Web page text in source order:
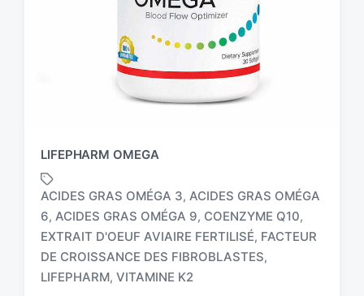
LIFEPHARM OMEGA
T
a
g
ACIDES GRAS OMÉGA 3, ACIDES GRAS OMÉGA
6, ACIDES GRAS OMÉGA 9, COENZYME Q10,
EXTRAIT D'OEUF AVIAIRE FERTILISÉ, FACTEUR
DE CROISSANCE DES FIBROBLASTES,
LIFEPHARM, VITAMINE K2